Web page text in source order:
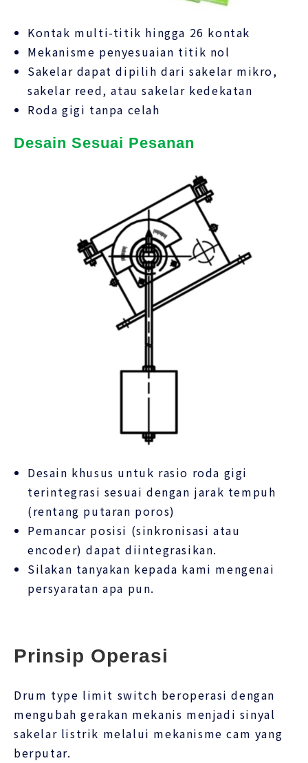
Kontak multi-titik hingga 26 kontak
Mekanisme penyesuaian titik nol
Sakelar dapat dipilih dari sakelar mikro,
sakelar reed, atau sakelar kedekatan
Roda gigi tanpa celah
Desain Sesuai Pesanan
Desain khusus untuk rasio roda gigi
terintegrasi sesuai dengan jarak tempuh
(rentang putaran poros)
Pemancar posisi (sinkronisasi atau
encoder) dapat diintegrasikan.
Silakan tanyakan kepada kami mengenai
persyaratan apa pun.
Prinsip Operasi
Drum type limit switch beroperasi dengan
mengubah gerakan mekanis menjadi sinyal
sakelar listrik melalui mekanisme cam yang
berputar.